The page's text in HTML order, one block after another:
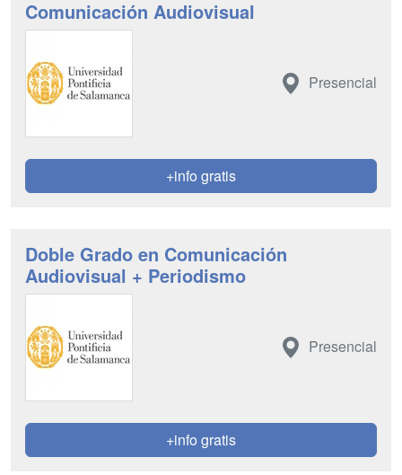
Comunicación Audiovisual
Presencial
+info gratis
Doble Grado en Comunicación
Audiovisual + Periodismo
Presencial
+info gratis